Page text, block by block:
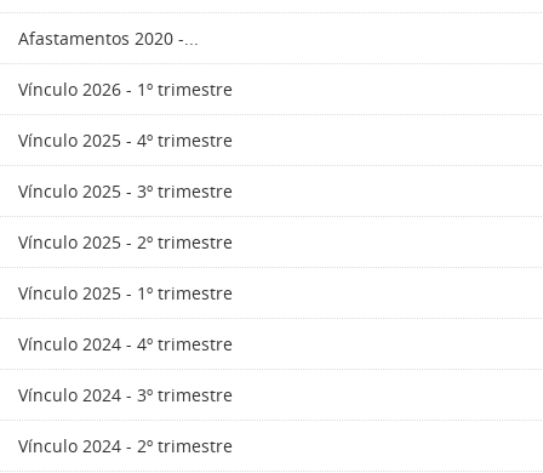
Afastamentos 2020 -...
Vínculo 2026 - 1º trimestre
Vínculo 2025 - 4º trimestre
Vínculo 2025 - 3º trimestre
Vínculo 2025 - 2º trimestre
Vínculo 2025 - 1º trimestre
Vínculo 2024 - 4º trimestre
Vínculo 2024 - 3º trimestre
Vínculo 2024 - 2º trimestre